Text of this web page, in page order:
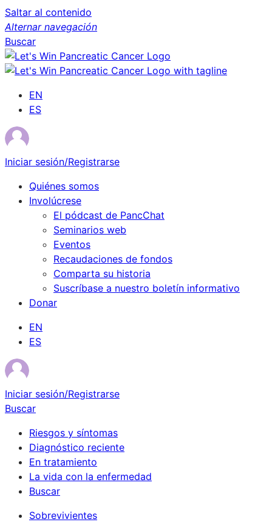
Saltar al contenido
Alternar navegación
Buscar
EN
ES
Iniciar sesión/Registrarse
Quiénes somos
Involúcrese
El pódcast de PancChat
Seminarios web
Eventos
Recaudaciones de fondos
Comparta su historia
Suscríbase a nuestro boletín informativo
Donar
EN
ES
Iniciar sesión/Registrarse
Buscar
Riesgos y síntomas
Diagnóstico reciente
En tratamiento
La vida con la enfermedad
Buscar
Sobrevivientes